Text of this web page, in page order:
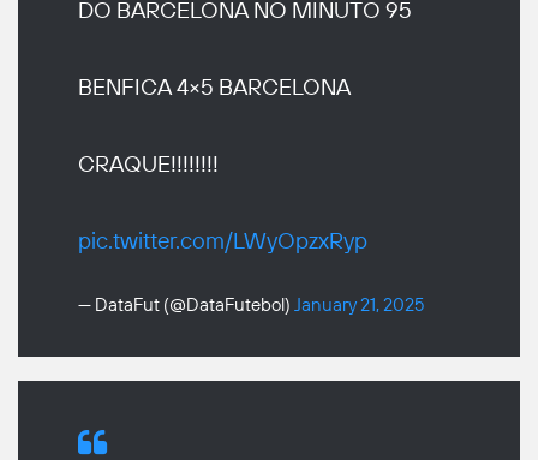
DO BARCELONA NO MINUTO 95
BENFICA 4×5 BARCELONA
CRAQUE!!!!!!!!
pic.twitter.com/LWyOpzxRyp
— DataFut (@DataFutebol) January 21, 2025